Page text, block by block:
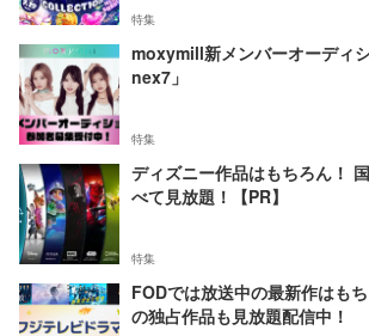
特集
moxymill新メンバーオーディ
nex7」
特集
ディズニー作品はもちろん！
べて見放題！【PR】
特集
FODでは放送中の最新作はも
の独占作品も見放題配信中！